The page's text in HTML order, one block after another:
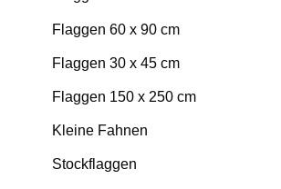
Flaggen 60 x 90 cm
Flaggen 30 x 45 cm
Flaggen 150 x 250 cm
Kleine Fahnen
Stockflaggen